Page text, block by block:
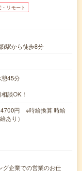
・リモート
)駅から徒歩8分
45分
談OK！
円 ※時給換算 時給
あり）
グ企業での営業のお仕